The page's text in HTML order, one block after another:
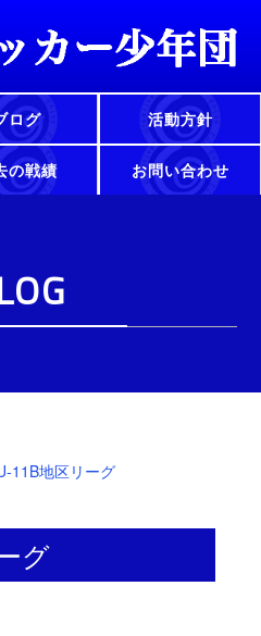
ログ 活動方針
の戦績 お問い合わせ
11B地区リーグ
グ